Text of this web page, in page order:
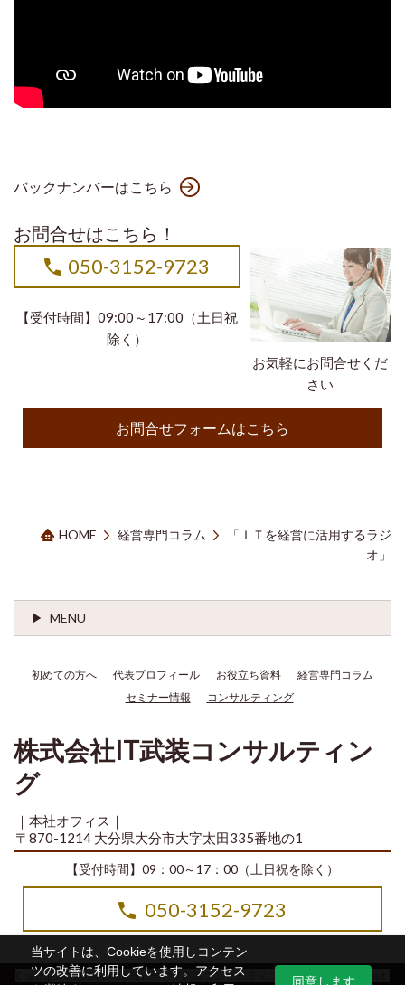
当サイトは、Cookieを使用しコンテン
ツの改善に利用しています。アクセス
同意します
バックナンバーはこちら
お問合せはこちら！
お気軽にお問合せくだ
さい
050-3152-9723
【受付時間】09:00～17:00（土日祝
除く）
お問合せフォームはこちら
HOME 経営専門コラム
「ＩＴを経営に活用するラジ
オ」
MENU
初めての方へ 代表プロフィール お役立ち資料
経営専門コラム
セミナー情報
コンサルティング
株式会社IT武装コンサルティン
グ
｜本社オフィス｜
〒870-1214 大分県大分市大字太田335番地の1
【受付時間】09：00～17：00（土日祝を除く）
050-3152-9723
Copyright© 2014-2026 株式会社IT武装コンサルティング All Rights Reserved.